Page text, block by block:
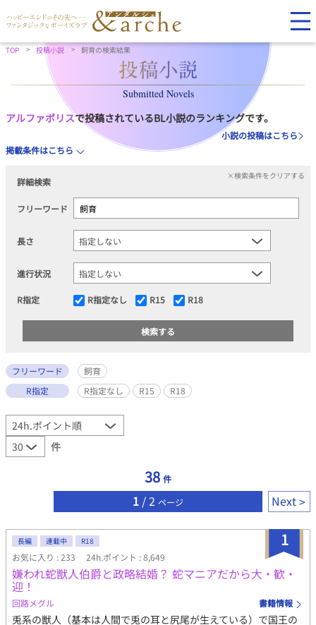
TOP 投稿小説 飼育の検索結果
Submitted Novels
アルファポリスで投稿されているBL小説のランキングです。
小説の投稿はこちら
掲載条件はこちら
詳細検索
×検索条件をクリアする
フリーワード
長さ
進行状況
R指定 R指定なし R15 R18
フリーワード
飼育
R指定
R指定なし R15 R18
件
38 件
1 / 2 ページ Next
1
長編 連載中 R18
お気に入り : 233 24h.ポイント : 8,649
嫌われ蛇獣人伯爵と政略結婚？ 蛇マニアだから大・歓・
迎！
回路メグル 書籍情報
兎系の獣人（基本は人間で兎の耳と尻尾が生えている）で国王の